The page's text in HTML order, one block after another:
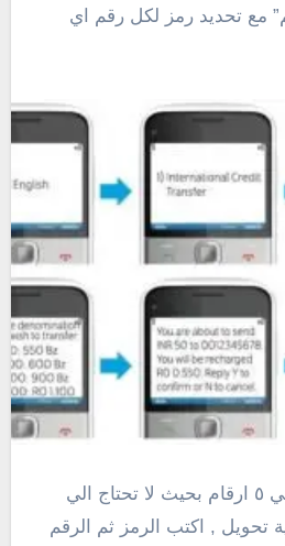
مع تحديد رمز لكل رقم اي
يمكنك اضافة وحفظ حتي ٥ ارقام بحيث لا تحتاج الي
تحويل , اكتب الرمز ثم الرقم